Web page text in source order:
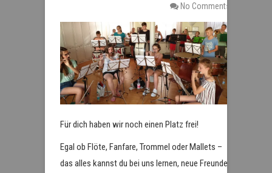
No Comments
Für dich haben wir noch einen Platz frei!
Egal ob Flöte, Fanfare, Trommel oder Mallets –
das alles kannst du bei uns lernen, neue Freunde